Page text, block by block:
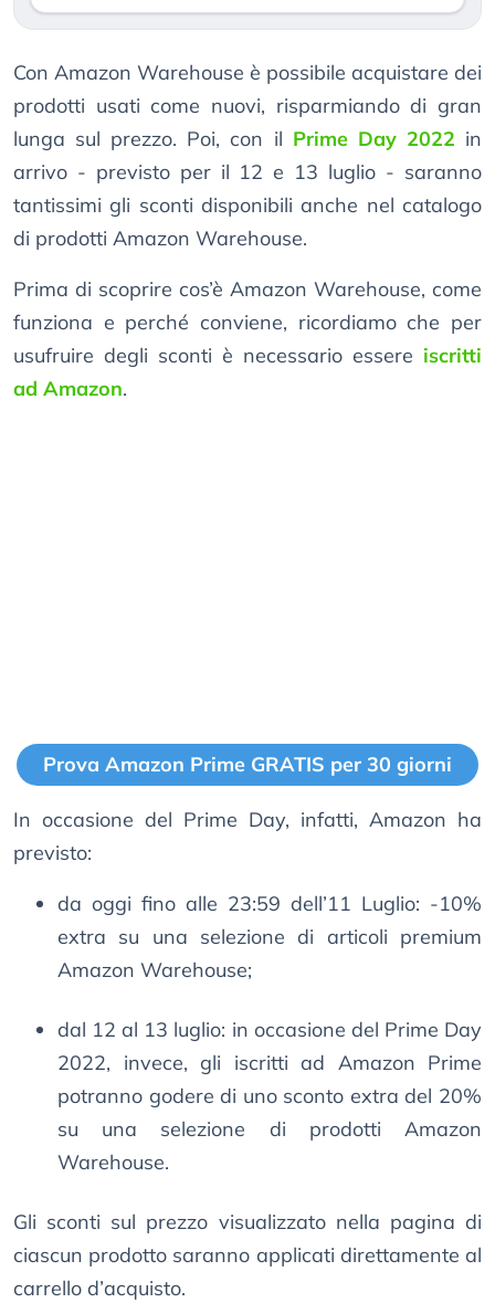
Con Amazon Warehouse è possibile acquistare dei
prodotti usati come nuovi, risparmiando di gran
lunga sul prezzo. Poi, con il Prime Day 2022 in
arrivo - previsto per il 12 e 13 luglio - saranno
tantissimi gli sconti disponibili anche nel catalogo
di prodotti Amazon Warehouse.
Prima di scoprire cos’è Amazon Warehouse, come
funziona e perché conviene, ricordiamo che per
usufruire degli sconti è necessario essere iscritti
ad Amazon.
Prova Amazon Prime GRATIS per 30 giorni
In occasione del Prime Day, infatti, Amazon ha
previsto:
da oggi fino alle 23:59 dell’11 Luglio: -10%
extra su una selezione di articoli premium
Amazon Warehouse;
dal 12 al 13 luglio: in occasione del Prime Day
2022, invece, gli iscritti ad Amazon Prime
potranno godere di uno sconto extra del 20%
su una selezione di prodotti Amazon
Warehouse.
Gli sconti sul prezzo visualizzato nella pagina di
ciascun prodotto saranno applicati direttamente al
carrello d’acquisto.